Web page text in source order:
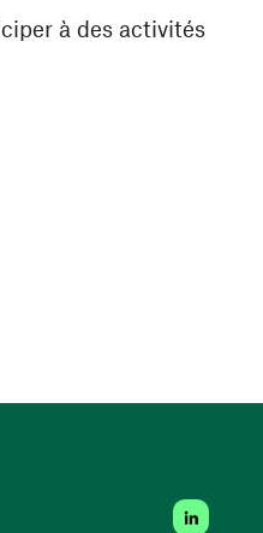
à des activités